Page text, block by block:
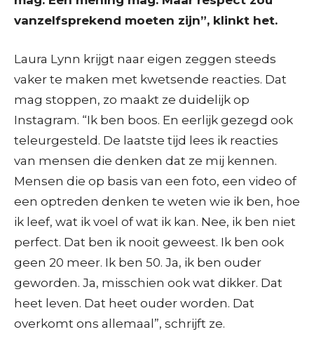
vanzelfsprekend moeten zijn”, klinkt het.
Laura Lynn krijgt naar eigen zeggen steeds
vaker te maken met kwetsende reacties. Dat
mag stoppen, zo maakt ze duidelijk op
Instagram. “Ik ben boos. En eerlijk gezegd ook
teleurgesteld. De laatste tijd lees ik reacties
van mensen die denken dat ze mij kennen.
Mensen die op basis van een foto, een video of
een optreden denken te weten wie ik ben, hoe
ik leef, wat ik voel of wat ik kan. Nee, ik ben niet
perfect. Dat ben ik nooit geweest. Ik ben ook
geen 20 meer. Ik ben 50. Ja, ik ben ouder
geworden. Ja, misschien ook wat dikker. Dat
heet leven. Dat heet ouder worden. Dat
overkomt ons allemaal”, schrijft ze.